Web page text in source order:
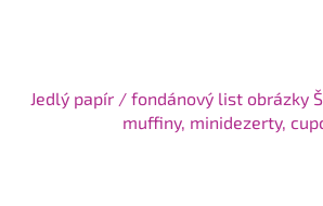
Jedlý papír / fondánový list obrázky
muffiny, minidezerty,